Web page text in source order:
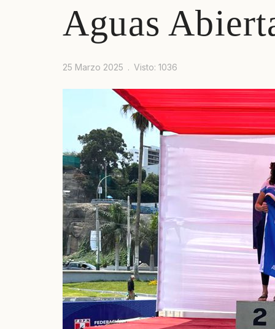
Aguas
25 Marzo 2025 Visto: 1036